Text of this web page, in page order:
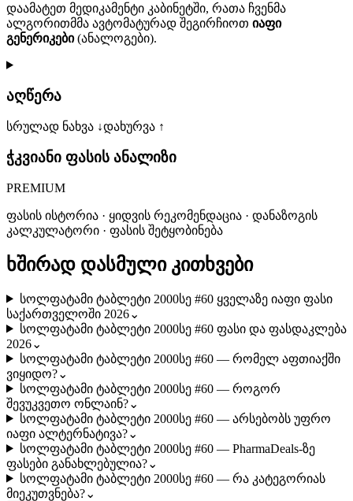
დაამატეთ მედიკამენტი კაბინეტში, რათა ჩვენმა
ალგორითმმა ავტომატურად შეგირჩიოთ იაფი
გენერიკები(ანალოგები).
აღწერა
სრულად ნახვა ↓დახურვა ↑
ჭკვიანი ფასის ანალიზი
PREMIUM
ფასის ისტორია · ყიდვის რეკომენდაცია · დანაზოგის
კალკულატორი · ფასის შეტყობინება
ხშირად დასმული კითხვები
სოლფატამი ტაბლეტი 2000სე #60 ყველაზე იაფი ფასი
საქართველოში 2026⌄
სოლფატამი ტაბლეტი 2000სე #60 ფასი და ფასდაკლება
2026⌄
სოლფატამი ტაბლეტი 2000სე #60 — რომელ აფთიაქში
ვიყიდო?⌄
სოლფატამი ტაბლეტი 2000სე #60 — როგორ
შევუკვეთო ონლაინ?⌄
სოლფატამი ტაბლეტი 2000სე #60 — არსებობს უფრო
იაფი ალტერნატივა?⌄
სოლფატამი ტაბლეტი 2000სე #60 — PharmaDeals-ზე
ფასები განახლებულია?⌄
სოლფატამი ტაბლეტი 2000სე #60 — რა კატეგორიას
მიეკუთვნება?⌄